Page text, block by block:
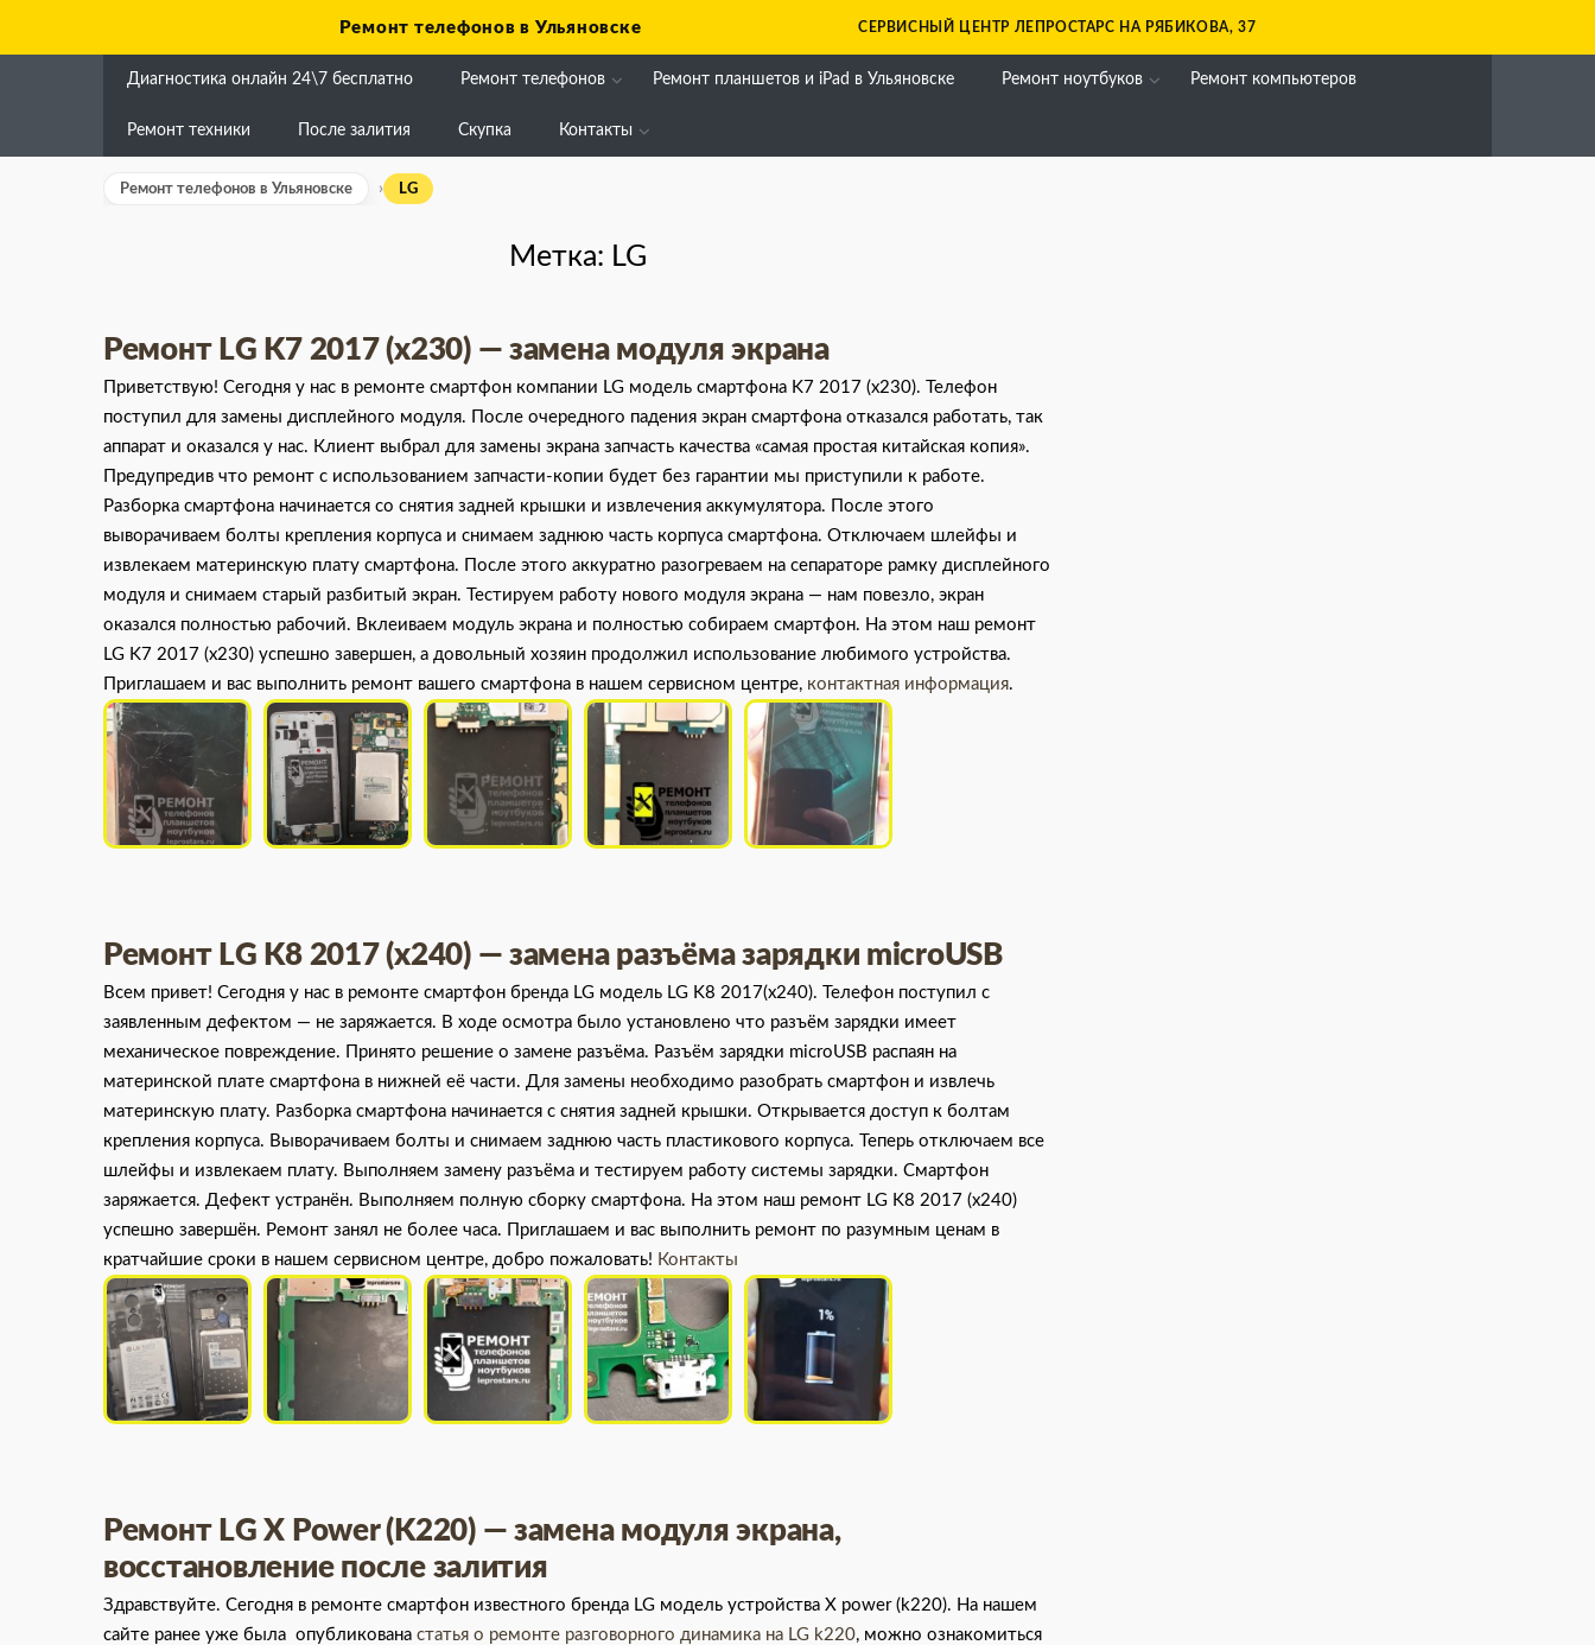
Ремонт телефонов в Ульяновске СЕРВИСНЫЙ ЦЕНТР ЛЕПРОСТАРС НА РЯБИКОВА, 37
Диагностика онлайн 24\7 бесплатно Ремонт телефонов Ремонт планшетов и iPad в Ульяновске Ремонт ноутбуков Ремонт компьютеров
Ремонт техники После залития Скупка Контакты
Ремонт телефонов в Ульяновске LG
Метка: LG
Ремонт LG K7 2017 (x230) — замена модуля экрана
Приветствую! Сегодня у нас в ремонте смартфон компании LG модель смартфона K7 2017 (x230). Телефон
поступил для замены дисплейного модуля. После очередного падения экран смартфона отказался работать, так
аппарат и оказался у нас. Клиент выбрал для замены экрана запчасть качества «самая простая китайская копия».
Предупредив что ремонт с использованием запчасти-копии будет без гарантии мы приступили к работе.
Разборка смартфона начинается со снятия задней крышки и извлечения аккумулятора. После этого
выворачиваем болты крепления корпуса и снимаем заднюю часть корпуса смартфона. Отключаем шлейфы и
извлекаем материнскую плату смартфона. После этого аккуратно разогреваем на сепараторе рамку дисплейного
модуля и снимаем старый разбитый экран. Тестируем работу нового модуля экрана — нам повезло, экран
оказался полностью рабочий. Вклеиваем модуль экрана и полностью собираем смартфон. На этом наш ремонт
LG K7 2017 (x230) успешно завершен, а довольный хозяин продолжил использование любимого устройства.
Приглашаем и вас выполнить ремонт вашего смартфона в нашем сервисном центре, контактная информация.
Ремонт LG K8 2017 (x240) — замена разъёма зарядки microUSB
Всем привет! Сегодня у нас в ремонте смартфон бренда LG модель LG K8 2017(x240). Телефон поступил с
заявленным дефектом — не заряжается. В ходе осмотра было установлено что разъём зарядки имеет
механическое повреждение. Принято решение о замене разъёма. Разъём зарядки microUSB распаян на
материнской плате смартфона в нижней её части. Для замены необходимо разобрать смартфон и извлечь
материнскую плату. Разборка смартфона начинается с снятия задней крышки. Открывается доступ к болтам
крепления корпуса. Выворачиваем болты и снимаем заднюю часть пластикового корпуса. Теперь отключаем все
шлейфы и извлекаем плату. Выполняем замену разъёма и тестируем работу системы зарядки. Смартфон
заряжается. Дефект устранён. Выполняем полную сборку смартфона. На этом наш ремонт LG K8 2017 (x240)
успешно завершён. Ремонт занял не более часа. Приглашаем и вас выполнить ремонт по разумным ценам в
кратчайшие сроки в нашем сервисном центре, добро пожаловать! Контакты
Ремонт LG X Power (K220) — замена модуля экрана,
восстановление после залития
Здравствуйте. Сегодня в ремонте смартфон известного бренда LG модель устройства X power (k220). На нашем
сайте ранее уже была опубликована статья о ремонте разговорного динамика на LG k220, можно ознакомиться